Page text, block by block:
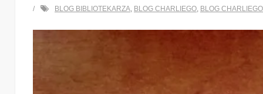
BLOG BIBLIOTEKARZA, BLOG CHARLIEGO, BLOG